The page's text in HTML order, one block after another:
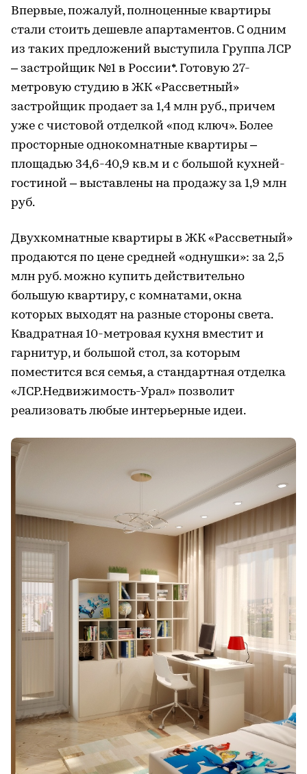
Впервые, пожалуй, полноценные квартиры
стали стоить дешевле апартаментов. С одним
из таких предложений выступила Группа ЛСР
– застройщик №1 в России*. Готовую 27-
метровую студию в ЖК «Рассветный»
застройщик продает за 1,4 млн руб., причем
уже с чистовой отделкой «под ключ». Более
просторные однокомнатные квартиры –
площадью 34,6-40,9 кв.м и с большой кухней-
гостиной – выставлены на продажу за 1,9 млн
руб.
Двухкомнатные квартиры в ЖК «Рассветный»
продаются по цене средней «однушки»: за 2,5
млн руб. можно купить действительно
большую квартиру, с комнатами, окна
которых выходят на разные стороны света.
Квадратная 10-метровая кухня вместит и
гарнитур, и большой стол, за которым
поместится вся семья, а стандартная отделка
«ЛСР.Недвижимость-Урал» позволит
реализовать любые интерьерные идеи.